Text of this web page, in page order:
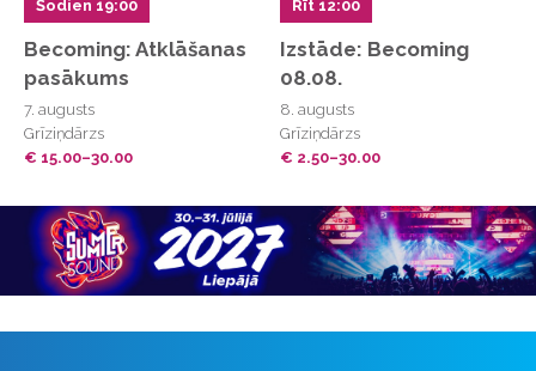
Šodien 19:00
Becoming: Atklāšanas
pasākums
7. augusts
Grīziņdārzs
€ 15.00–30.00
Rīt 12:00
Izstāde: Becoming
08.08.
8. augusts
Grīziņdārzs
€ 2.50–30.00